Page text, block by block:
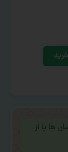
ها یا از